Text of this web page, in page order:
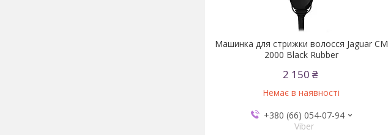
Машинка для стрижки волосся Jaguar CM
2000 Black Rubber
2 150 ₴
Немає в наявності
+380 (66) 054-07-94
Viber